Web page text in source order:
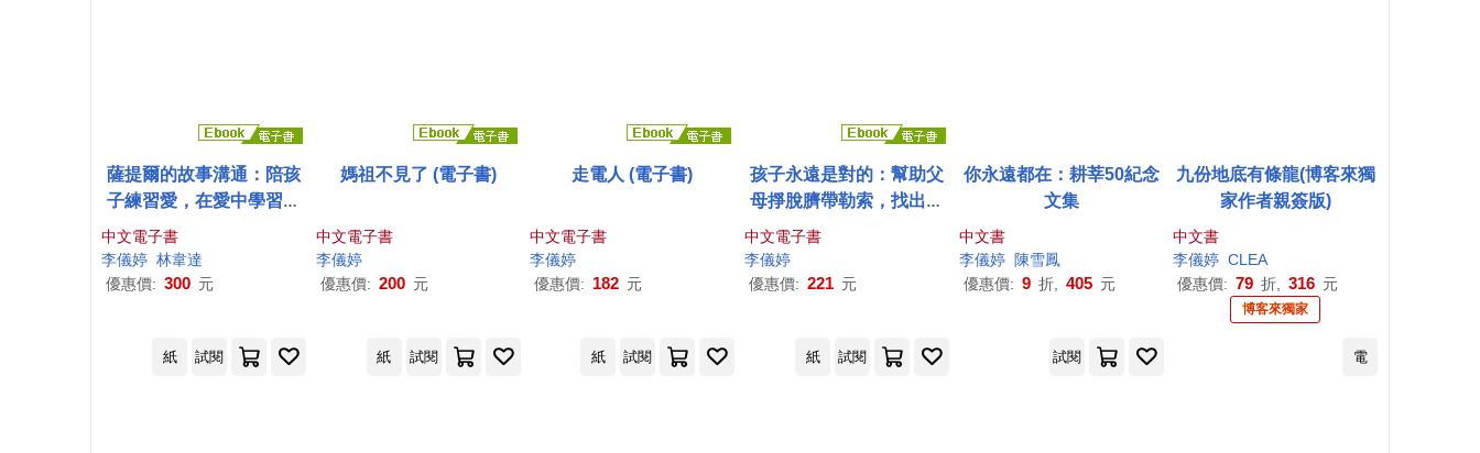
薩提爾的故事溝通：陪孩
子練習愛，在愛中學習成
長 (電子書)
中文電子書
李儀婷 林韋達
優惠價: 300 元
媽祖不見了 (電子書)
中文電子書
李儀婷
優惠價: 200 元
走電人 (電子書)
中文電子書
李儀婷
優惠價: 182 元
孩子永遠是對的：幫助父
母掙脫臍帶勒索，找出孩
子的正向價值 (電子書)
中文電子書
李儀婷
優惠價: 221 元
你永遠都在：耕莘50紀念
文集
中文書
李儀婷
陳雪鳳
優惠價: 9 折, 405 元
九份地底有條龍(博客來獨
家作者親簽版)
中文書
李儀婷 CLEA
優惠價: 79 折, 316 元
博客來獨家
紙 試閱 紙 試閱 紙 試閱 紙 試閱 試閱 電